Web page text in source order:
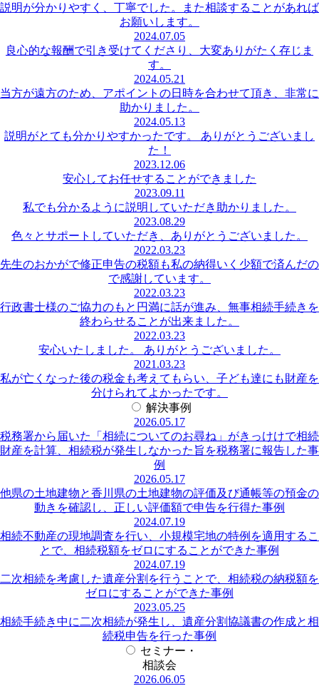
説明が分かりやすく、丁寧でした。また相談することがあれば
お願いします。
2024.07.05
良心的な報酬で引き受けてくださり、大変ありがたく存じま
す。
2024.05.21
当方が遠方のため、アポイントの日時を合わせて頂き、非常に
助かりました。
2024.05.13
説明がとても分かりやすかったです。 ありがとうございまし
た！
2023.12.06
安心してお任せすることができました
2023.09.11
私でも分かるように説明していただき助かりました。
2023.08.29
色々とサポートしていただき、ありがとうございました。
2022.03.23
先生のおかがで修正申告の税額も私の納得いく少額で済んだの
で感謝しています。
2022.03.23
行政書士様のご協力のもと円満に話が進み、無事相続手続きを
終わらせることが出来ました。
2022.03.23
安心いたしました。 ありがとうございました。
2021.03.23
私が亡くなった後の税金も考えてもらい、子ども達にも財産を
分けられてよかったです。
解決事例
2026.05.17
税務署から届いた「相続についてのお尋ね」がきっけけで相続
財産を計算、相続税が発生しなかった旨を税務署に報告した事
例
2026.05.17
他県の土地建物と香川県の土地建物の評価及び通帳等の預金の
動きを確認し、正しい評価額で申告を行得た事例
2024.07.19
相続不動産の現地調査を行い、小規模宅地の特例を適用するこ
とで、相続税額をゼロにすることができた事例
2024.07.19
二次相続を考慮した遺産分割を行うことで、相続税の納税額を
ゼロにすることができた事例
2023.05.25
相続手続き中に二次相続が発生し、遺産分割協議書の作成と相
続税申告を行った事例
セミナー・
相談会
2026.06.05